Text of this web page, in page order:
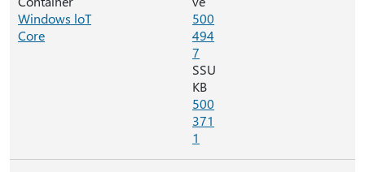
Windows loT
Core
500
494
7
SSU
KB
500
371
1